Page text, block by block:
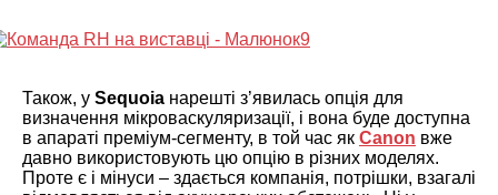
Також, у Sequoia нарешті з’явилась опція для
визначення мікроваскуляризації, і вона буде доступна
в апараті преміум-сегменту, в той час як Canon вже
давно використовують цю опцію в різних моделях.
Проте є і мінуси – здається компанія, потрішки, взагалі